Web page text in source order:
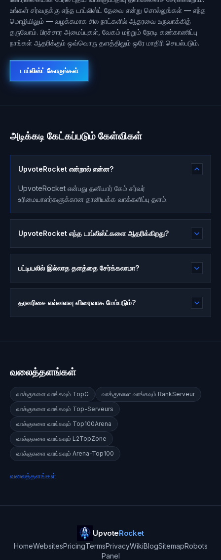
உங்கள் சர்வருக்கு எந்த டாப்லிஸ்ட் தேவை என்று சொல்லுங்கள் — எந்த
மொழியிலும் — வழக்கமாக சில நாட்களில் ஆதரவை உருவாக்கித்
தருவோம். பிரச்சார அமைப்புகள், வேகம் மற்றும் நேரடி கண்காணிப்பு
நாங்கள் ஆதரிக்கும் ஒவ்வொரு தளத்திலும் ஒரே மாதிரி செயல்படும்.
டாப்லிஸ்ட் கோருங்கள்
அடிக்கடி கேட்கப்படும் கேள்விகள்
UpvoteRocket என்றால் என்ன?
UpvoteRocket என்பது தனியார் கேம் சர்வர்
உரிமையாளர்களுக்கான தானியக்க வாக்களிப்பு தளம்.
UpvoteRocket எந்த டாப்லிஸ்ட்களை ஆதரிக்கிறது?
பட்டியலில் இல்லாத தளத்தை சேர்க்கலாமா?
தரவரிசை எவ்வளவு விரைவாக மேம்படும்?
வலைத்தளங்கள்
வாக்குகளை வாங்கவும் TopG வாக்குகளை வாங்கவும் RankServeur
வாக்குகளை வாங்கவும் Top-Serveurs
வாக்குகளை வாங்கவும் Top100Arena
வாக்குகளை வாங்கவும் L2TopZone
வாக்குகளை வாங்கவும் Arena-Top100
வலைத்தளங்கள்
UpvoteRocket
HomeWebsitesPricingTermsPrivacyWikiBlogSitemapRobots
Panel